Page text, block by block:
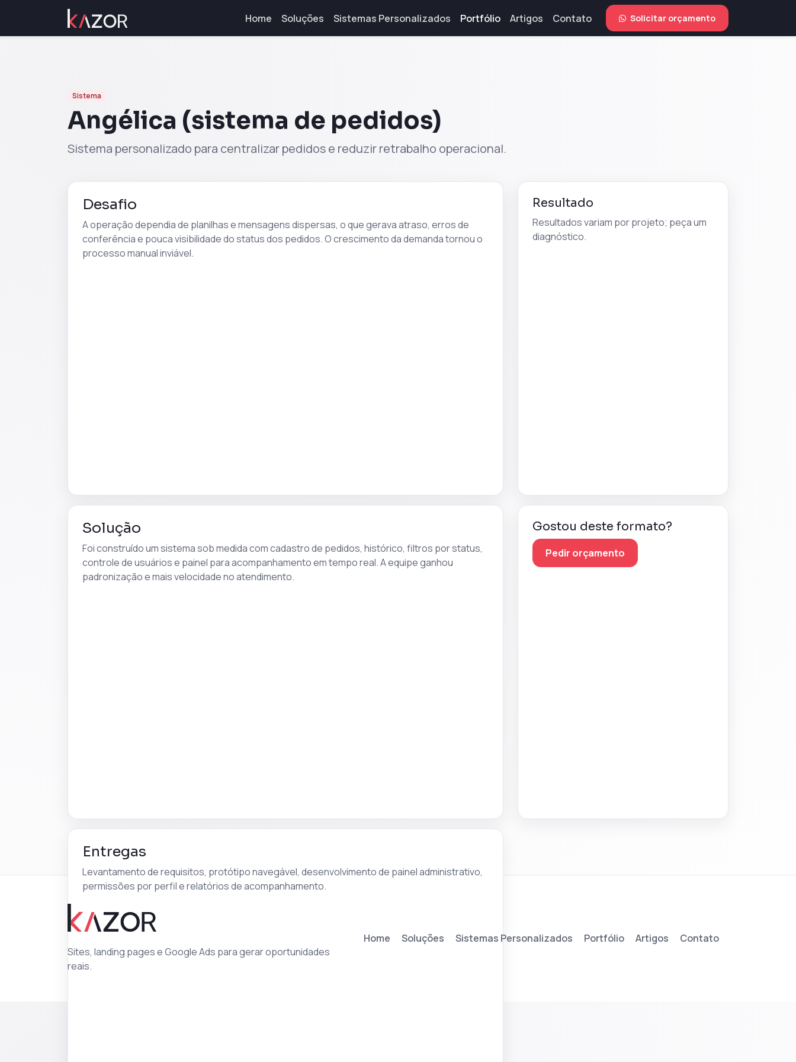
Home Soluções Sistemas Personalizados Portfólio Artigos Contato Solicitar orçamento
Sistema
Angélica (sistema de pedidos)
Sistema personalizado para centralizar pedidos e reduzir retrabalho operacional.
Desafio
A operação dependia de planilhas e mensagens dispersas, o que gerava atraso, erros de
conferência e pouca visibilidade do status dos pedidos. O crescimento da demanda tornou o
processo manual inviável.
Solução
Foi construído um sistema sob medida com cadastro de pedidos, histórico, filtros por status,
controle de usuários e painel para acompanhamento em tempo real. A equipe ganhou
padronização e mais velocidade no atendimento.
Entregas
Levantamento de requisitos, protótipo navegável, desenvolvimento de painel administrativo,
permissões por perfil e relatórios de acompanhamento.
Resultado
Resultados variam por projeto; peça um
diagnóstico.
Gostou deste formato?
Pedir orçamento
Sites, landing pages e Google Ads para gerar oportunidades
reais.
Home Soluções Sistemas Personalizados Portfólio Artigos Contato